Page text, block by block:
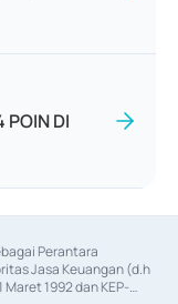
POIN DI
Perantara
Jasa Keuangan (d.h
1992 dan KEP-